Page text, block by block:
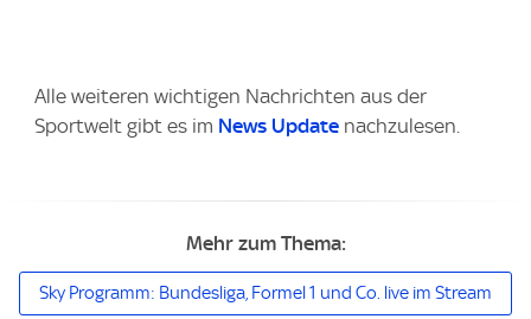
Alle weiteren wichtigen Nachrichten aus der
Sportwelt gibt es im News Update nachzulesen.
Mehr zum Thema:
Sky Programm: Bundesliga, Formel 1 und Co. live im Stream